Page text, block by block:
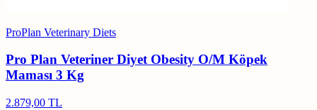
ProPlan Veterinary Diets
Pro Plan Veteriner Diyet Obesity O/M Köpek
Maması 3 Kg
2.879,00 TL